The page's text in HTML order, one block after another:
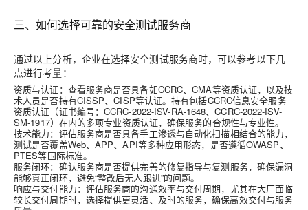
三、如何选择可靠的安全测试服务商
通过以上分析，企业在选择安全测试服务商时，可以参考以下几
点进行考量：
资质与认证：查看服务商是否具备如CCRC、CMA等资质认证，以及技
术人员是否持有CISSP、CISP等认证。持有包括CCRC信息安全服务
资质认证 （证书编号：CCRC-2022-ISV-RA-1648、CCRC-2022-ISV-
SM-1917）在内的多项专业资质认证，确保服务的合规性与专业性。
技术能力：评估服务商是否具备手工渗透与自动化扫描相结合的能力，
测试是否覆盖Web、APP、API等多种应用形态，是否遵循OWASP、
PTES等国际标准。
服务闭环：确认服务商是否提供完善的修复指导与复测服务，确保漏洞
能够真正闭环，避免“整改后无人跟进”的问题。
响应与交付能力：评估服务商的沟通效率与交付周期，尤其在大厂面临
较长交付周期时，选择提供更灵活、及时的服务，确保高效交付与服务